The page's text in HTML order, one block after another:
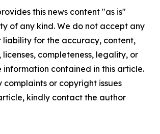
this news content "as is"
of any kind. We do not accept any
liability for the accuracy, content,
licenses, completeness, legality, or
contained in this article.
or copyright issues
kindly contact the author